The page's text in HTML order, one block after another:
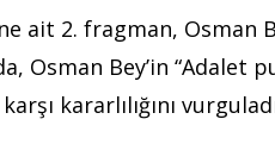
ait 2. fragman, Osman
Osman Bey’in “Adalet
kararlılığını